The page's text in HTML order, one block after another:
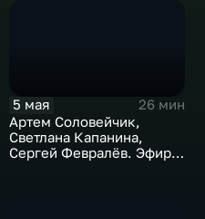
5 мая
26 мин
Артем Соловейчик,
Светлана Капанина,
Сергей Февралёв. Эфир